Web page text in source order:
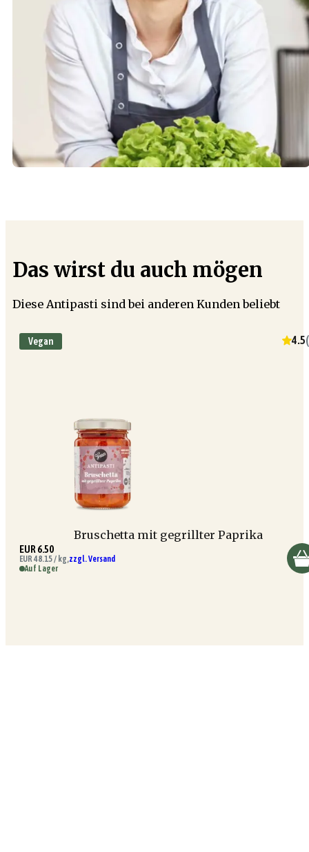
Das wirst du auch mögen
Diese Antipasti sind bei anderen Kunden beliebt
Vegan 4.5(
Bruschetta mit gegrillter Paprika
EUR 6.50
EUR 48.15 / kg,zzgl. Versand
Auf Lager